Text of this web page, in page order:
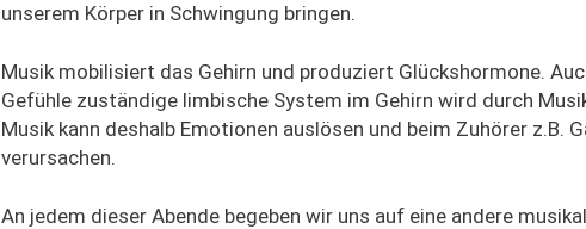
unserem Körper in Schwingung bringen.
Musik mobilisiert das Gehirn und produziert Glückshormone.
Gefühle zuständige limbische System im Gehirn wird durch
Musik kann deshalb Emotionen auslösen und beim Zuhörer z.B.
verursachen.
An jedem dieser Abende begeben wir uns auf eine andere